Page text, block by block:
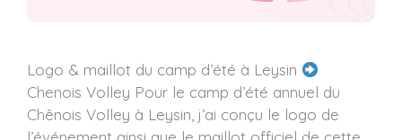
Logo & maillot du camp d’été à Leysin
Chenois Volley Pour le camp d’été annuel du
Chênois Volley à Leysin, j’ai conçu le logo de